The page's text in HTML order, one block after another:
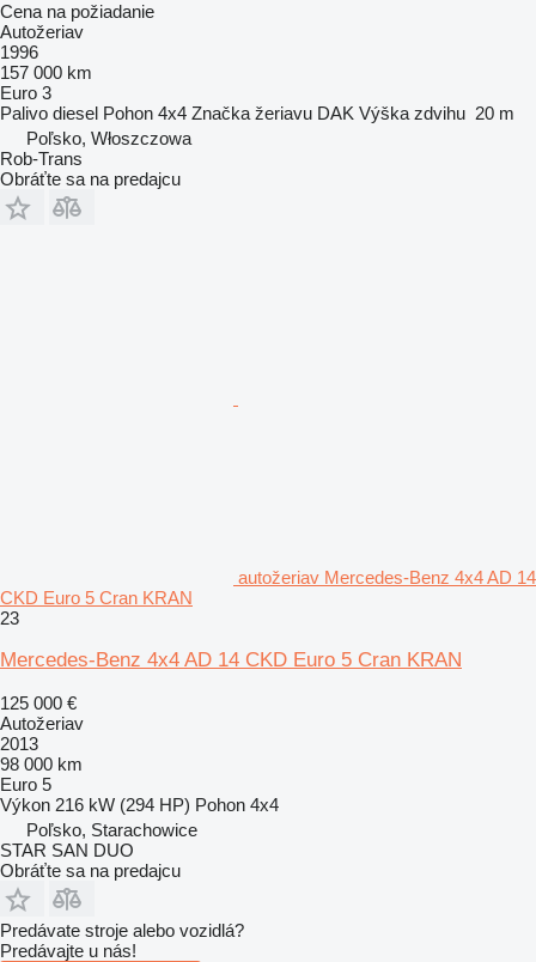
Cena na požiadanie
Autožeriav
1996
157 000 km
Euro 3
Palivo diesel Pohon 4x4 Značka žeriavu DAK Výška zdvihu 20 m
Poľsko, Włoszczowa
Rob-Trans
Obráťte sa na predajcu
autožeriav Mercedes-Benz 4x4 AD 14
CKD Euro 5 Cran KRAN
23
Mercedes-Benz 4x4 AD 14 CKD Euro 5 Cran KRAN
125 000 €
Autožeriav
2013
98 000 km
Euro 5
Výkon 216 kW (294 HP) Pohon 4x4
Poľsko, Starachowice
STAR SAN DUO
Obráťte sa na predajcu
Predávate stroje alebo vozidlá?
Predávajte u nás!